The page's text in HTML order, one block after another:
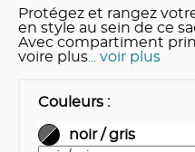
Protégez et rangez
en style au sein de ce
Avec compartiment
voire plus ... voir plus
Couleurs :
noir / gris